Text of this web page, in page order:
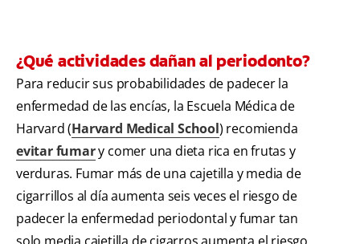
¿Qué actividades dañan al periodonto?
Para reducir sus probabilidades de padecer la
enfermedad de las encías, la Escuela Médica de
Harvard (Harvard Medical School) recomienda
evitar fumary comer una dieta rica en frutas y
verduras. Fumar más de una cajetilla y media de
cigarrillos al día aumenta seis veces el riesgo de
padecer la enfermedad periodontal y fumar tan